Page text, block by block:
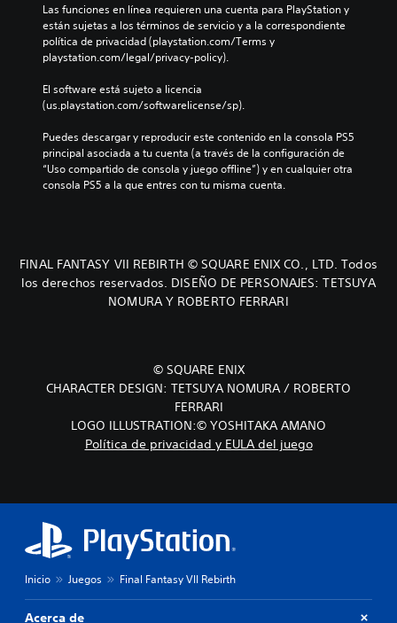
Las funciones en línea requieren una cuenta para PlayStation y
están sujetas a los términos de servicio y a la correspondiente
política de privacidad (playstation.com/Terms y
playstation.com/legal/privacy-policy).
El software está sujeto a licencia
(us.playstation.com/softwarelicense/sp).
Puedes descargar y reproducir este contenido en la consola PS5
principal asociada a tu cuenta (a través de la configuración de
“Uso compartido de consola y juego offline”) y en cualquier otra
consola PS5 a la que entres con tu misma cuenta.
FINAL FANTASY VII REBIRTH © SQUARE ENIX CO., LTD. Todos
los derechos reservados. DISEÑO DE PERSONAJES: TETSUYA
NOMURA Y ROBERTO FERRARI
© SQUARE ENIX
CHARACTER DESIGN: TETSUYA NOMURA / ROBERTO
FERRARI
LOGO ILLUSTRATION:© YOSHITAKA AMANO
Política de privacidad y EULA del juego
Inicio Juegos Final Fantasy VII Rebirth
Acerca de